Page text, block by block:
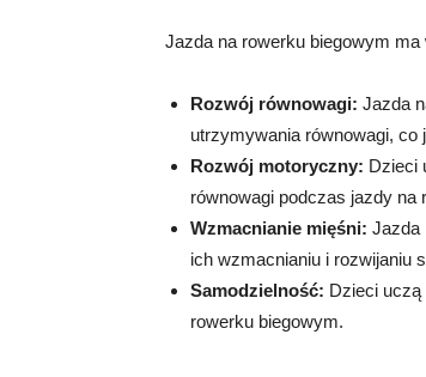
Jazda na rowerku biegowym
Rozwój równowagi: Jazda
utrzymywania równowagi, co
Rozwój motoryczny: Dzieci
równowagi podczas jazdy na
Wzmacnianie mięśni: Jazda
ich wzmacnianiu i rozwijaniu
Samodzielność: Dzieci uczą
rowerku biegowym.